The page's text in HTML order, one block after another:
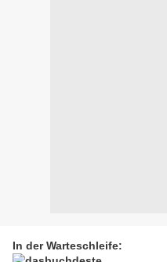
In der Warteschleife: